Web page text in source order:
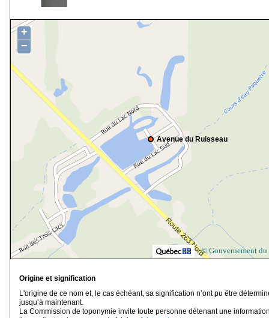
Avenue du Ruisseau
+
−
© Gouvernement du
Origine et signification
L'origine de ce nom et, le cas échéant, sa signification n’ont pu être
jusqu’à maintenant.
La Commission de toponymie invite toute personne détenant une